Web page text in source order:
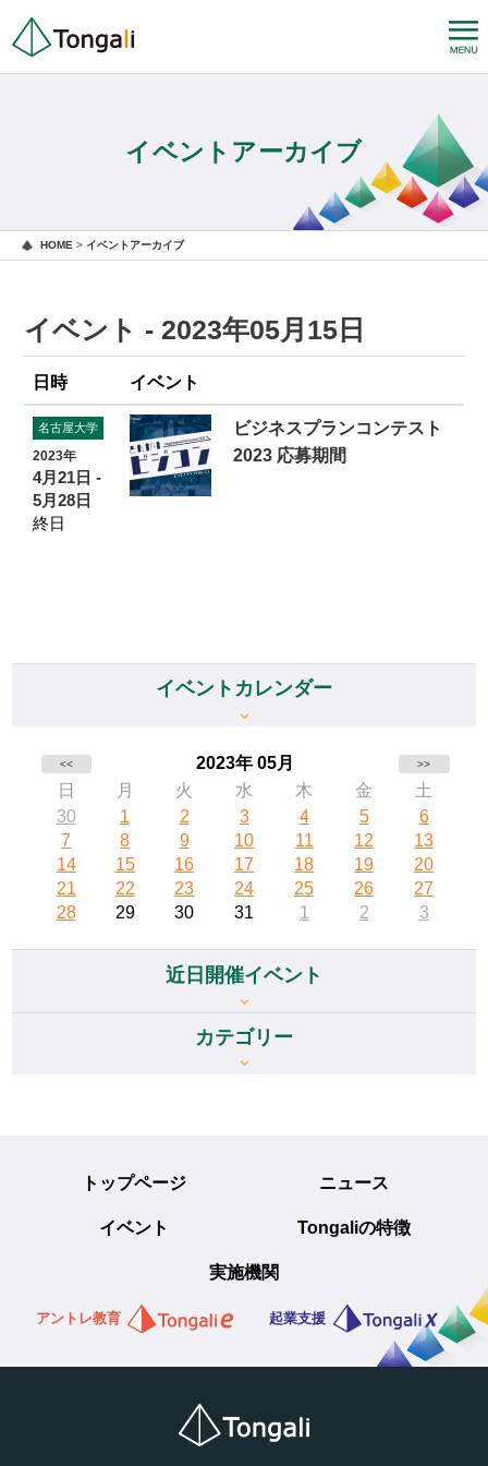
イベントアーカイブ
HOME > イベントアーカイブ
イベント - 2023年05月15日
日時 イベント
名古屋大学
2023年
4月21日 -
5月28日
終日
ビジネスプランコンテスト
2023 応募期間
イベントカレンダー
<< 2023年 05月 >>
日 月 火 水 木 金
土
30
1 2 3 4 5
6
7
8 9 10 11 12
13
14
15 16 17 18 19
20
21
22 23 24 25 26
27
28
29 30 31 1 2 3
近日開催イベント
カテゴリー
トップページ ニュース
イベント Tongaliの特徴
実施機関
アントレ教育 起業支援